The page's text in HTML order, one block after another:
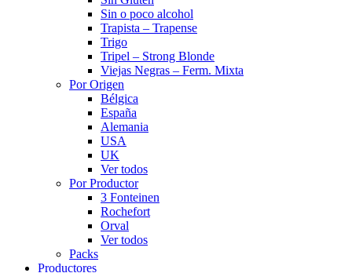
Sin o poco alcohol
Trapista – Trapense
Trigo
Tripel – Strong Blonde
Viejas Negras – Ferm. Mixta
Por Origen
Bélgica
España
Alemania
USA
UK
Ver todos
Por Productor
3 Fonteinen
Rochefort
Orval
Ver todos
Packs
Productores